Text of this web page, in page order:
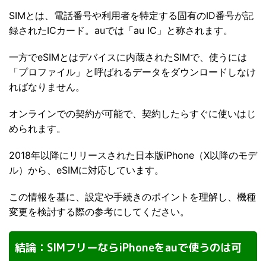
SIMとは、電話番号や利用者を特定する固有のID番号が記
録されたICカード。auでは「au IC」と称されます。
一方でeSIMとはデバイスに内蔵されたSIMで、使うには
「プロファイル」と呼ばれるデータをダウンロードしなけ
ればなりません。
オンラインでの契約が可能で、契約したらすぐに使いはじ
められます。
2018年以降にリリースされた日本版iPhone（X以降のモデ
ル）から、eSIMに対応しています。
この情報を基に、設定や手続きのポイントを理解し、機種
変更を検討する際の参考にしてください。
結論：SIMフリーならiPhoneをauで使うのは可